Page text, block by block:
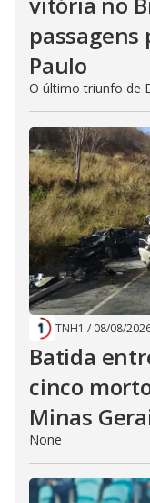
passagens
Paulo
O último triunfo de
TNH1 / 08/08/
Batida
cinco
Minas
None